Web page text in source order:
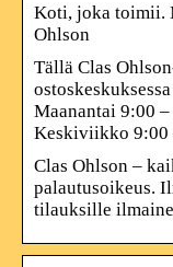
Koti, joka toimii.
Ohlson
Tällä Clas
Maanantai 9:00
Keskiviikko
Clas Ohlson –
palautusoikeus.
tilauksille